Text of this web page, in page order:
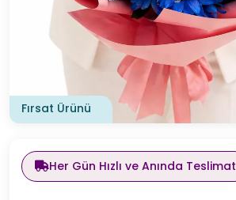
Fırsat Ürünü
Her Gün Hızlı ve Anında Teslimat